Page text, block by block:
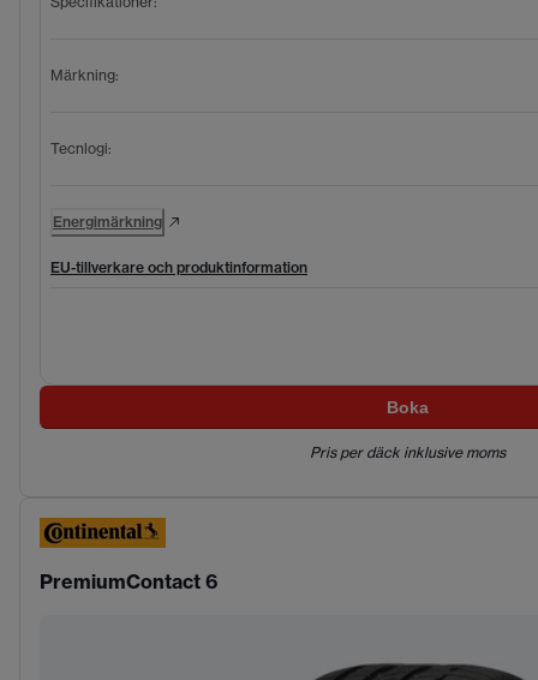
Märkning:
Tecnlogi:
Energimärkning
EU-tillverkare och produktinformation
Boka
Pris per däck inklusive moms
PremiumContact 6